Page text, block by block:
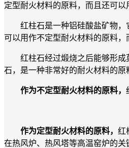
定型耐火材料的原料，而且还可以
红柱石是一种铝硅酸盐矿物，它
可以用作不定型耐火材料的原料
红柱石经过煅烧之后能够形成莫
石，是一种非常好的耐火材料的
作为不定型耐火材料的原料，
作为定型耐火材料的原料， 红
在热风炉、热风塔等高温窑炉的关